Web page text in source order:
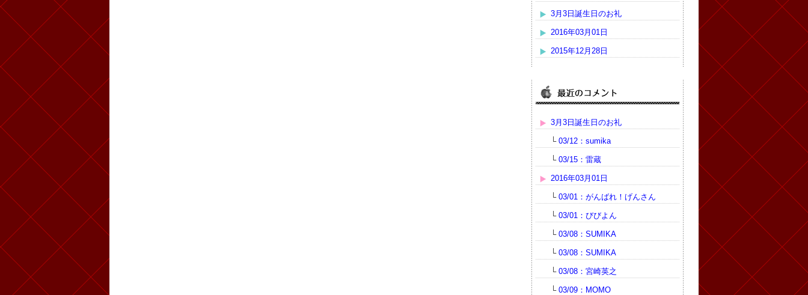
3月3日誕生日のお礼
2016年03月01日
2015年12月28日
3月3日誕生日のお礼
└ 03/12：sumika
└ 03/15：雷蔵
2016年03月01日
└ 03/01：がんばれ！げんさん
└ 03/01：びびよん
└ 03/08：SUMIKA
└ 03/08：SUMIKA
└ 03/08：宮崎英之
└ 03/09：MOMO